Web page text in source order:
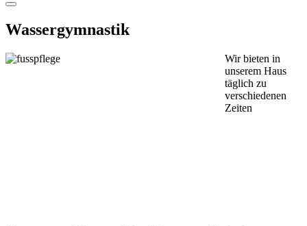
Wassergymnastik
Wir bieten in
unserem Haus
täglich zu
verschiedenen
Zeiten